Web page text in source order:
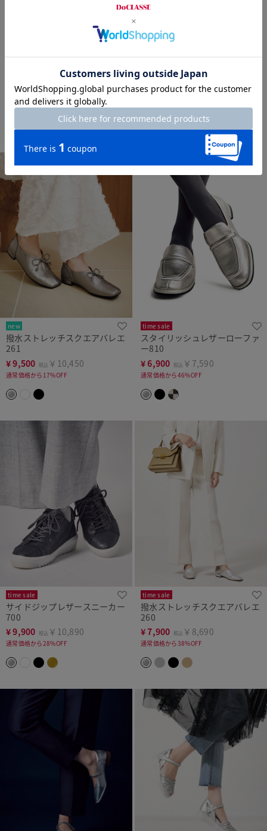
スリッポンレザースニーカー701
¥ 14,500 税込 ￥15,950
new
撥水ストレッチスクエアバレエ
261
¥9,500 税込 ￥10,450
通常価格から17%OFF
time sale
スタイリッシュレザーローファ
ー810
¥6,900 税込 ￥7,590
通常価格から46%OFF
time sale
サイドジップレザースニーカー
700
¥9,900 税込 ￥10,890
通常価格から28%OFF
time sale
撥水ストレッチスクエアバレエ
260
¥7,900 税込 ￥8,690
通常価格から38%OFF